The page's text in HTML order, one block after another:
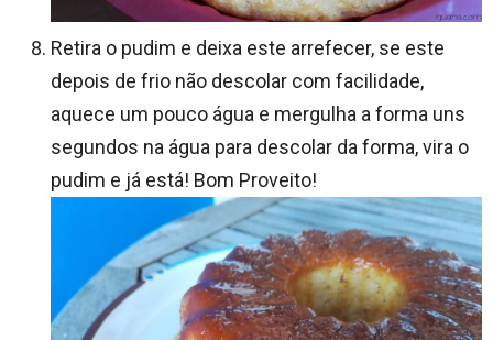
Retira o pudim e deixa este arrefecer, se este
depois de frio não descolar com facilidade,
aquece um pouco água e mergulha a forma uns
segundos na água para descolar da forma, vira o
pudim e já está! Bom Proveito!